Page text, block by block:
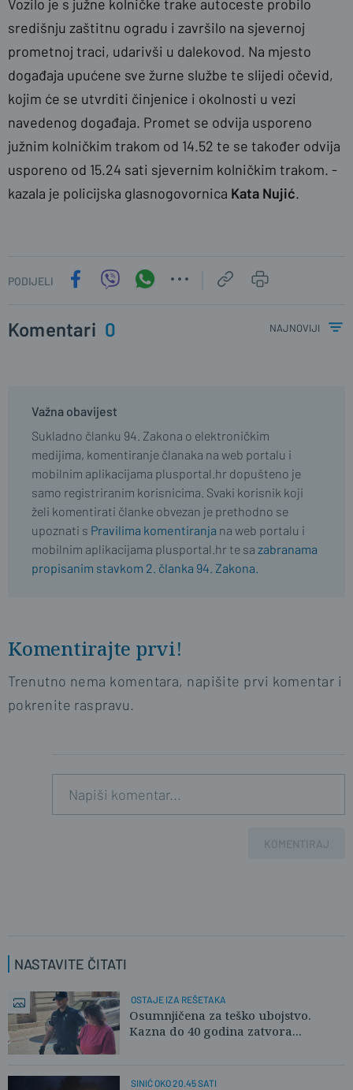
Vozilo je s južne kolničke trake autoceste probilo
središnju zaštitnu ogradu i završilo na sjevernoj
prometnoj traci, udarivši u dalekovod. Na mjesto
događaja upućene sve žurne službe te slijedi očevid,
kojim će se utvrditi činjenice i okolnosti u vezi
navedenog događaja. Promet se odvija usporeno
južnim kolničkim trakom od 14.52 te se također odvija
usporeno od 15.24 sati sjevernim kolničkim trakom. -
kazala je policijska glasnogovornica Kata Nujić.
PODIJELI
Komentari 0 najnoviji
Važna obavijest
Sukladno članku 94. Zakona o elektroničkim
medijima, komentiranje članaka na web portalu i
mobilnim aplikacijama plusportal.hr dopušteno je
samo registriranim korisnicima. Svaki korisnik koji
želi komentirati članke obvezan je prethodno se
upoznati s Pravilima komentiranja na web portalu i
mobilnim aplikacijama plusportal.hr te sa zabranama
propisanim stavkom 2. članka 94. Zakona.
Komentirajte prvi!
Trenutno nema komentara, napišite prvi komentar i
pokrenite raspravu.
KOMENTIRAJ
NASTAVITE ČITATI
OSTAJE IZA REŠETAKA
Osumnjičena za teško ubojstvo.
Kazna do 40 godina zatvora...
SINIĆ OKO 20.45 SATI